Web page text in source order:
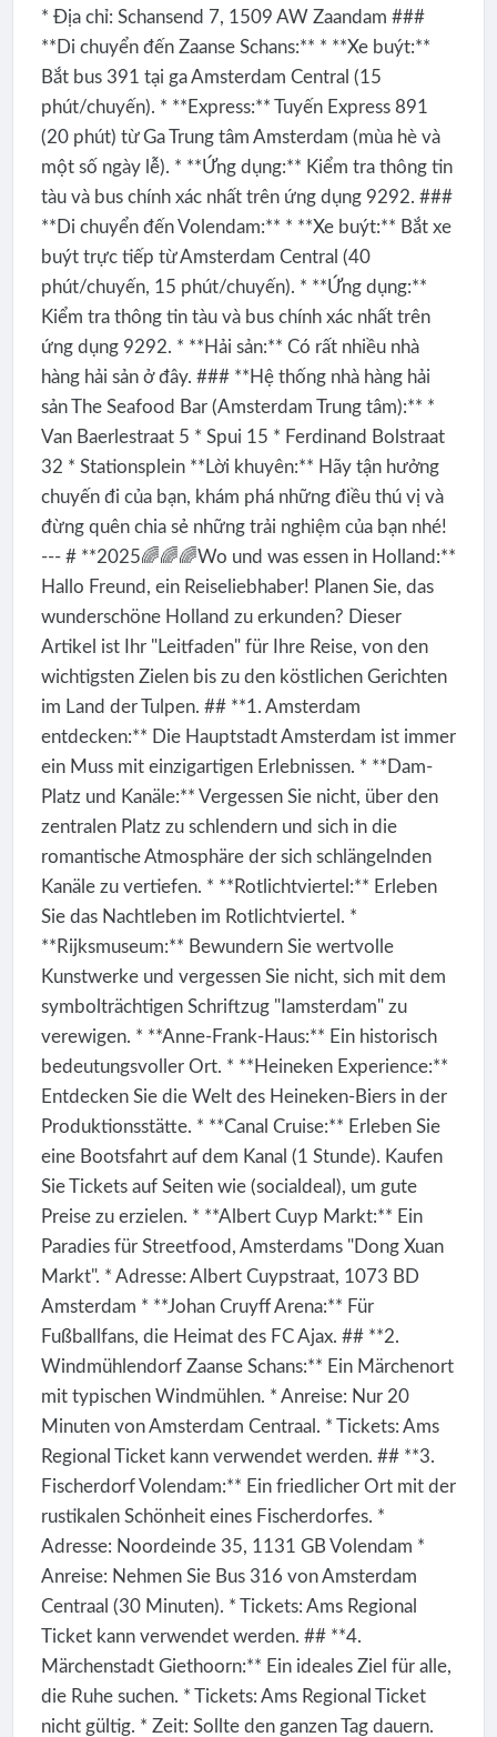
* Địa chỉ: Schansend 7, 1509 AW Zaandam ###
**Di chuyển đến Zaanse Schans:** * **Xe buýt:**
Bắt bus 391 tại ga Amsterdam Central (15
phút/chuyến). * **Express:** Tuyến Express 891
(20 phút) từ Ga Trung tâm Amsterdam (mùa hè và
một số ngày lễ). * **Ứng dụng:** Kiểm tra thông tin
tàu và bus chính xác nhất trên ứng dụng 9292. ###
**Di chuyển đến Volendam:** * **Xe buýt:** Bắt xe
buýt trực tiếp từ Amsterdam Central (40
phút/chuyến, 15 phút/chuyến). * **Ứng dụng:**
Kiểm tra thông tin tàu và bus chính xác nhất trên
ứng dụng 9292. * **Hải sản:** Có rất nhiều nhà
hàng hải sản ở đây. ### **Hệ thống nhà hàng hải
sản The Seafood Bar (Amsterdam Trung tâm):** *
Van Baerlestraat 5 * Spui 15 * Ferdinand Bolstraat
32 * Stationsplein **Lời khuyên:** Hãy tận hưởng
chuyến đi của bạn, khám phá những điều thú vị và
đừng quên chia sẻ những trải nghiệm của bạn nhé!
--- # **2025🌈🌈🌈Wo und was essen in Holland:**
Hallo Freund, ein Reiseliebhaber! Planen Sie, das
wunderschöne Holland zu erkunden? Dieser
Artikel ist Ihr "Leitfaden" für Ihre Reise, von den
wichtigsten Zielen bis zu den köstlichen Gerichten
im Land der Tulpen. ## **1. Amsterdam
entdecken:** Die Hauptstadt Amsterdam ist immer
ein Muss mit einzigartigen Erlebnissen. * **Dam-
Platz und Kanäle:** Vergessen Sie nicht, über den
zentralen Platz zu schlendern und sich in die
romantische Atmosphäre der sich schlängelnden
Kanäle zu vertiefen. * **Rotlichtviertel:** Erleben
Sie das Nachtleben im Rotlichtviertel. *
**Rijksmuseum:** Bewundern Sie wertvolle
Kunstwerke und vergessen Sie nicht, sich mit dem
symbolträchtigen Schriftzug "Iamsterdam" zu
verewigen. * **Anne-Frank-Haus:** Ein historisch
bedeutungsvoller Ort. * **Heineken Experience:**
Entdecken Sie die Welt des Heineken-Biers in der
Produktionsstätte. * **Canal Cruise:** Erleben Sie
eine Bootsfahrt auf dem Kanal (1 Stunde). Kaufen
Sie Tickets auf Seiten wie (socialdeal), um gute
Preise zu erzielen. * **Albert Cuyp Markt:** Ein
Paradies für Streetfood, Amsterdams "Dong Xuan
Markt". * Adresse: Albert Cuypstraat, 1073 BD
Amsterdam * **Johan Cruyff Arena:** Für
Fußballfans, die Heimat des FC Ajax. ## **2.
Windmühlendorf Zaanse Schans:** Ein Märchenort
mit typischen Windmühlen. * Anreise: Nur 20
Minuten von Amsterdam Centraal. * Tickets: Ams
Regional Ticket kann verwendet werden. ## **3.
Fischerdorf Volendam:** Ein friedlicher Ort mit der
rustikalen Schönheit eines Fischerdorfes. *
Adresse: Noordeinde 35, 1131 GB Volendam *
Anreise: Nehmen Sie Bus 316 von Amsterdam
Centraal (30 Minuten). * Tickets: Ams Regional
Ticket kann verwendet werden. ## **4.
Märchenstadt Giethoorn:** Ein ideales Ziel für alle,
die Ruhe suchen. * Tickets: Ams Regional Ticket
nicht gültig. * Zeit: Sollte den ganzen Tag dauern.